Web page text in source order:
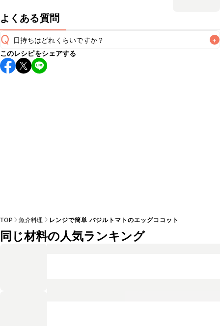
よくある質問
Q 日持ちはどれくらいですか？ +
保存期間は冷蔵で当日中が目安です。なるべくお早めにお召
し上がりください。
このレシピをシェアする
TOP 魚介料理 レンジで簡単 バジルトマトのエッグココット
同じ材料の人気ランキング